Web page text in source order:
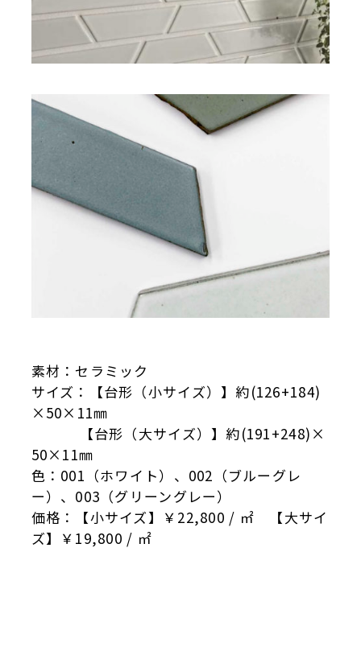
素材：セラミック
サイズ：【台形（小サイズ）】約(126+184)
×50×11㎜
【台形（大サイズ）】約(191+248)×
50×11㎜
色：001（ホワイト）、002（ブルーグレ
ー）、003（グリーングレー）
価格：【小サイズ】￥22,800 / ㎡ 【大サイ
ズ】￥19,800 / ㎡